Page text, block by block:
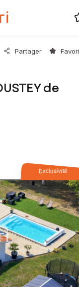
Partager
de
Exclusivité